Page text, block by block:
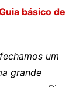
básico de
um
grande